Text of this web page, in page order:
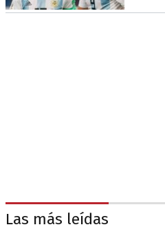
Las más leídas